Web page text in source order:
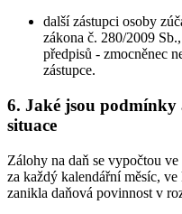
další zástupci osoby
zákona č. 280/2009
předpisů - zmocněnec
zástupce.
6. Jaké jsou podmínky
situace
Zálohy na daň se vypočtou
za každý kalendářní měsíc,
zanikla daňová povinnost v